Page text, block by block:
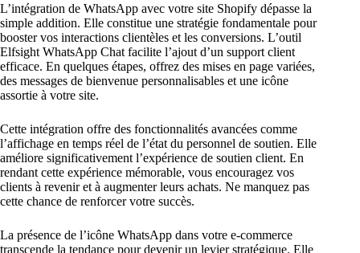
L’intégration de WhatsApp avec votre site Shopify dépasse la
simple addition. Elle constitue une stratégie fondamentale pour
booster vos interactions clientèles et les conversions. L’outil
Elfsight WhatsApp Chat facilite l’ajout d’un support client
efficace. En quelques étapes, offrez des mises en page variées,
des messages de bienvenue personnalisables et une icône
assortie à votre site.
Cette intégration offre des fonctionnalités avancées comme
l’affichage en temps réel de l’état du personnel de soutien. Elle
améliore significativement l’expérience de soutien client. En
rendant cette expérience mémorable, vous encouragez vos
clients à revenir et à augmenter leurs achats. Ne manquez pas
cette chance de renforcer votre succès.
La présence de l’icône WhatsApp dans votre e-commerce
transcende la tendance pour devenir un levier stratégique. Elle